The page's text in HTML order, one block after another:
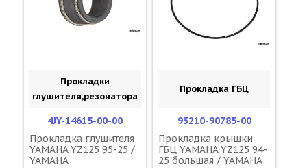
Прокладки
глушителя,резонатора
4JY-14615-00-00
Прокладка глушителя
YAMAHA YZ125 95-25 /
YAMAHA
Прокладка ГБЦ
93210-90785-00
Прокладка крышки
ГБЦ YAMAHA YZ125 94-
25 большая / YAMAHA